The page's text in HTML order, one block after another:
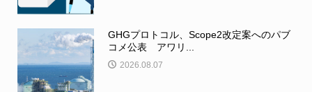
GHGプロトコル、Scope2改定案へのパブ
コメ公表 アワリ...
2026.08.07